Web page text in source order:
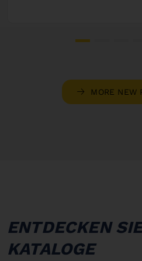
MORE NEW
ENTDECKEN
KATALOGE